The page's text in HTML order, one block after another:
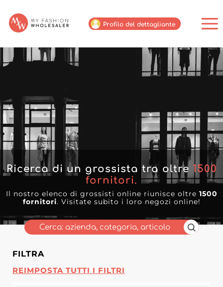
Profilo del dettagliante
Ricerca di un grossista tra oltre 1500
fornitori.
Il nostro elenco di grossisti online riunisce oltre 1500
fornitori. Visitate subito i loro negozi online!
FILTRA
REIMPOSTA TUTTI I FILTRI